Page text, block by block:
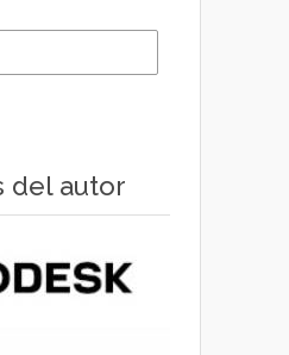
del autor